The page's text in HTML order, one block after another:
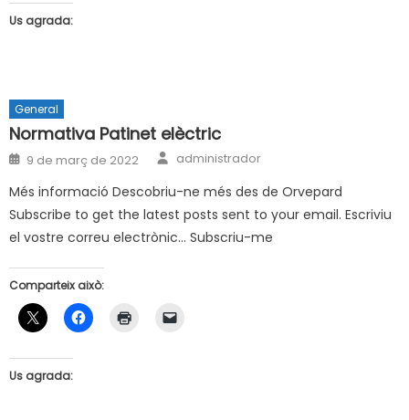
Us agrada:
General
Normativa Patinet elèctric
Posted
on
9 de març de 2022 Author
administrador
Més informació Descobriu-ne més des de Orvepard
Subscribe to get the latest posts sent to your email. Escriviu
el vostre correu electrònic… Subscriu-me
Comparteix això:
Us agrada: